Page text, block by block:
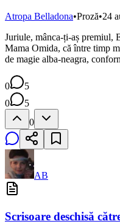
Atropa Belladona•Proză•24
Juriule, mânca-ți-aș premiul,
Mama Omida, că între timp
de magie alba-neagra,
0
5
0
5
0
AB
Scrisoare deschisă